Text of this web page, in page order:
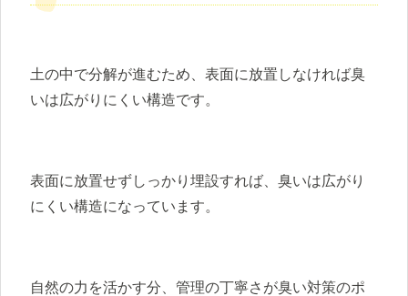
土の中で分解が進むため、表面に放置しなければ臭
いは広がりにくい構造です。
表面に放置せずしっかり埋設すれば、臭いは広がり
にくい構造になっています。
自然の力を活かす分、管理の丁寧さが臭い対策のポ